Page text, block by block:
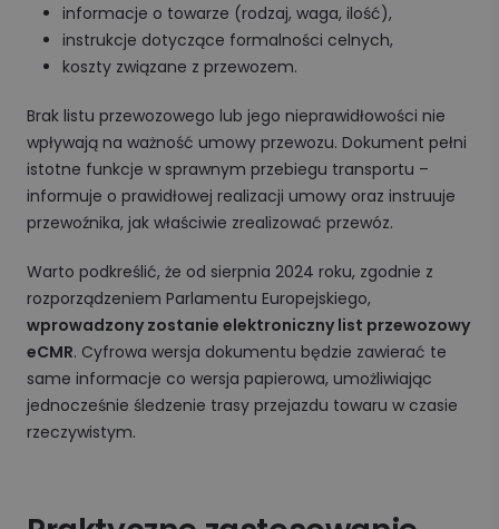
informacje o towarze (rodzaj, waga, ilość),
instrukcje dotyczące formalności celnych,
koszty związane z przewozem.
Brak listu przewozowego lub jego nieprawidłowości nie
wpływają na ważność umowy przewozu. Dokument pełni
istotne funkcje w sprawnym przebiegu transportu –
informuje o prawidłowej realizacji umowy oraz instruuje
przewoźnika, jak właściwie zrealizować przewóz.
Warto podkreślić, że od sierpnia 2024 roku, zgodnie z
rozporządzeniem Parlamentu Europejskiego,
wprowadzony zostanie elektroniczny list przewozowy
eCMR. Cyfrowa wersja dokumentu będzie zawierać te
same informacje co wersja papierowa, umożliwiając
jednocześnie śledzenie trasy przejazdu towaru w czasie
rzeczywistym.